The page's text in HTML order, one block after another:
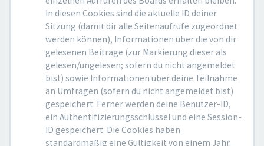
In diesen Cookies sind die aktuelle ID deiner
Sitzung (damit dir alle Seitenaufrufe zugeordnet
werden können), Informationen über die von dir
gelesenen Beiträge (zur Markierung dieser als
gelesen/ungelesen; sofern du nicht angemeldet
bist) sowie Informationen über deine Teilnahme
an Umfragen (sofern du nicht angemeldet bist)
gespeichert. Ferner werden deine Benutzer-ID,
ein Authentifizierungsschlüssel und eine Session-
ID gespeichert. Die Cookies haben
standardmäßig eine Gültigkeit von einem Jahr.